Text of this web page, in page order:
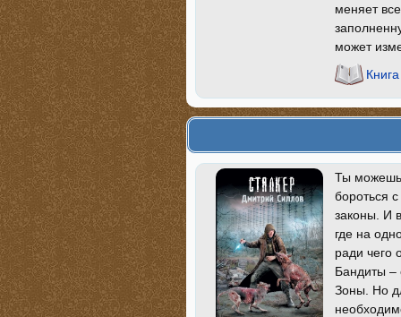
меняет
может
Ты можешь
бороться
законы. И
где на
ради чего
Бандиты –
Зоны. Но